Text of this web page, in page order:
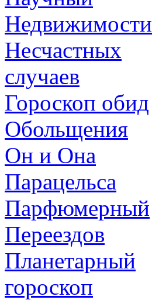
Недвижимости
Несчастных
случаев
Гороскоп обид
Обольщения
Он и Она
Парацельса
Парфюмерный
Переездов
Планетарный
гороскоп